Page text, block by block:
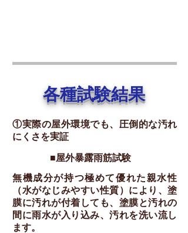
各種試験結果
①実際の屋外環境でも、圧倒的な汚れ
にくさを実証
■屋外暴露雨筋試験
無機成分が持つ極めて優れた親水性
（水がなじみやすい性質）により、塗
膜に汚れが付着しても、塗膜と汚れの
間に雨水が入り込み、汚れを洗い流し
ます。